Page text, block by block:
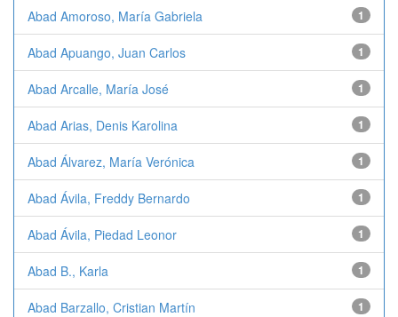
Abad Amoroso, María Gabriela 1
Abad Apuango, Juan Carlos 1
Abad Arcalle, María José 1
Abad Arias, Denis Karolina 1
Abad Álvarez, María Verónica 1
Abad Ávila, Freddy Bernardo 1
Abad Ávila, Piedad Leonor 1
Abad B., Karla 1
Abad Barzallo, Cristian Martín 1